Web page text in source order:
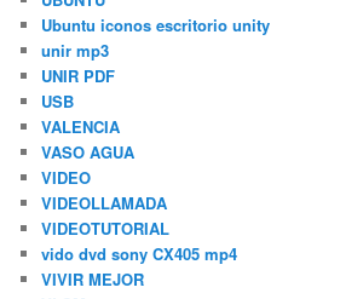
Ubuntu iconos escritorio unity
unir mp3
UNIR PDF
USB
VALENCIA
VASO AGUA
VIDEO
VIDEOLLAMADA
VIDEOTUTORIAL
vido dvd sony CX405 mp4
VIVIR MEJOR